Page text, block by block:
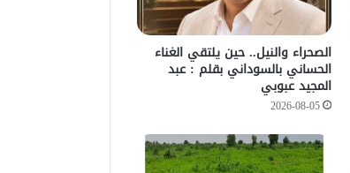
الصحراء والنيل.. حين يلتقي الغناء
الحساني بالسوداني بقلم : عبد
المجيد عبوبي
2026-08-05